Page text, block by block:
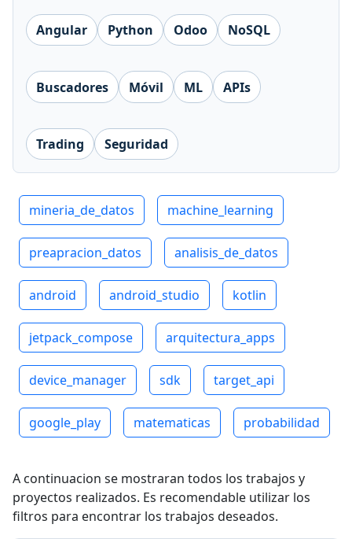
Angular Python Odoo NoSQL
Buscadores Móvil ML APIs
Trading Seguridad
mineria_de_datos machine_learning
preapracion_datos analisis_de_datos
android android_studio kotlin
jetpack_compose arquitectura_apps
device_manager sdk target_api
google_play matematicas probabilidad
A continuacion se mostraran todos los trabajos y
proyectos realizados. Es recomendable utilizar los
filtros para encontrar los trabajos deseados.